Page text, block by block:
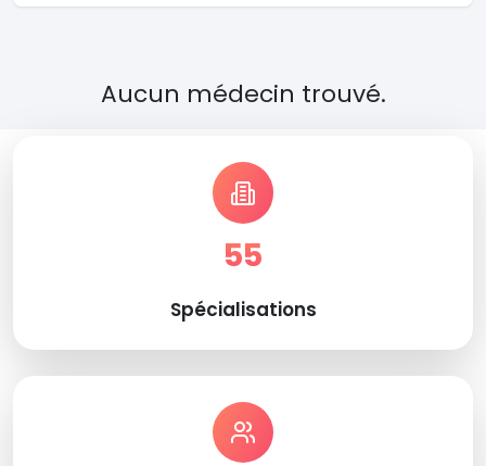
Aucun médecin trouvé.
55
Spécialisations